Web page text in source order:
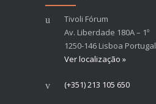
Tivoli Fórum
Av. Liberdade 180A – 1º
1250-146 Lisboa Portugal
Ver localização »
(+351) 213 105 650